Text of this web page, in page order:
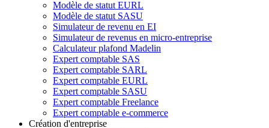
Modèle de statut EURL
Modèle de statut SASU
Simulateur de revenu en EI
Simulateur de revenus en micro-entreprise
Calculateur plafond Madelin
Expert comptable SAS
Expert comptable SARL
Expert comptable EURL
Expert comptable SASU
Expert comptable Freelance
Expert comptable e-commerce
Création d'entreprise